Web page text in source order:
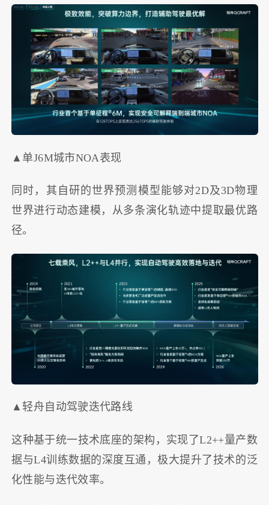
▲单J6M城市NOA表现
同时，其自研的世界预测模型能够对2D及3D物理
世界进行动态建模，从多条演化轨迹中提取最优路
径。
▲轻舟自动驾驶迭代路线
这种基于统一技术底座的架构，实现了L2++量产数
据与L4训练数据的深度互通，极大提升了技术的泛
化性能与迭代效率。